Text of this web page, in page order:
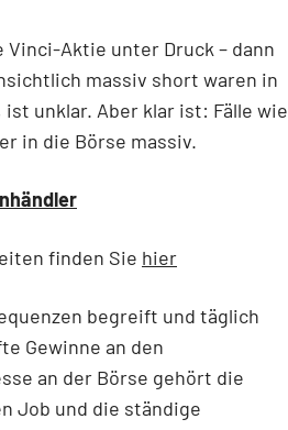
Aktie unter Druck – dann
massiv short waren in
unklar. Aber klar ist: Fälle wie
in die Börse massiv.
finden Sie hier
begreift und täglich
Gewinne an den
an der Börse gehört die
Job und die ständige